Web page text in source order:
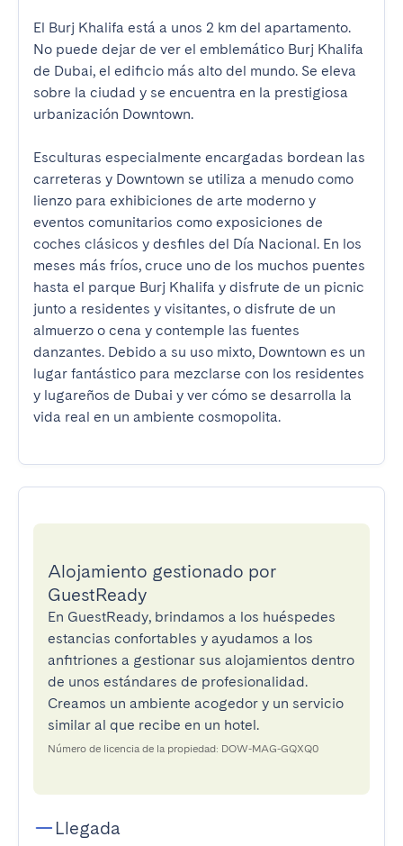
El Burj Khalifa está a unos 2 km del apartamento.
No puede dejar de ver el emblemático Burj Khalifa
de Dubai, el edificio más alto del mundo. Se eleva
sobre la ciudad y se encuentra en la prestigiosa
urbanización Downtown.
Esculturas especialmente encargadas bordean las
carreteras y Downtown se utiliza a menudo como
lienzo para exhibiciones de arte moderno y
eventos comunitarios como exposiciones de
coches clásicos y desfiles del Día Nacional. En los
meses más fríos, cruce uno de los muchos puentes
hasta el parque Burj Khalifa y disfrute de un picnic
junto a residentes y visitantes, o disfrute de un
almuerzo o cena y contemple las fuentes
danzantes. Debido a su uso mixto, Downtown es un
lugar fantástico para mezclarse con los residentes
y lugareños de Dubai y ver cómo se desarrolla la
vida real en un ambiente cosmopolita.
Alojamiento gestionado por
GuestReady
En GuestReady, brindamos a los huéspedes
estancias confortables y ayudamos a los
anfitriones a gestionar sus alojamientos dentro
de unos estándares de profesionalidad.
Creamos un ambiente acogedor y un servicio
similar al que recibe en un hotel.
Número de licencia de la propiedad: DOW-MAG-GQXQ0
Llegada